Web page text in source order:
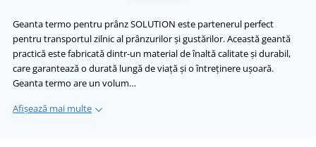
Geanta termo pentru prânz SOLUTION este partenerul perfect
pentru transportul zilnic al prânzurilor și gustărilor. Această geantă
practică este fabricată dintr-un material de înaltă calitate și durabil,
care garantează o durată lungă de viață și o întreținere ușoară.
Geanta termo are un volum…
Afișează mai multe